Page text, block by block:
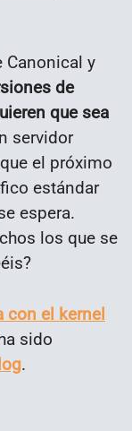
Canonical y
de
que sea
servidor
el próximo
estándar
espera.
los que se
con el kernel
sido
.